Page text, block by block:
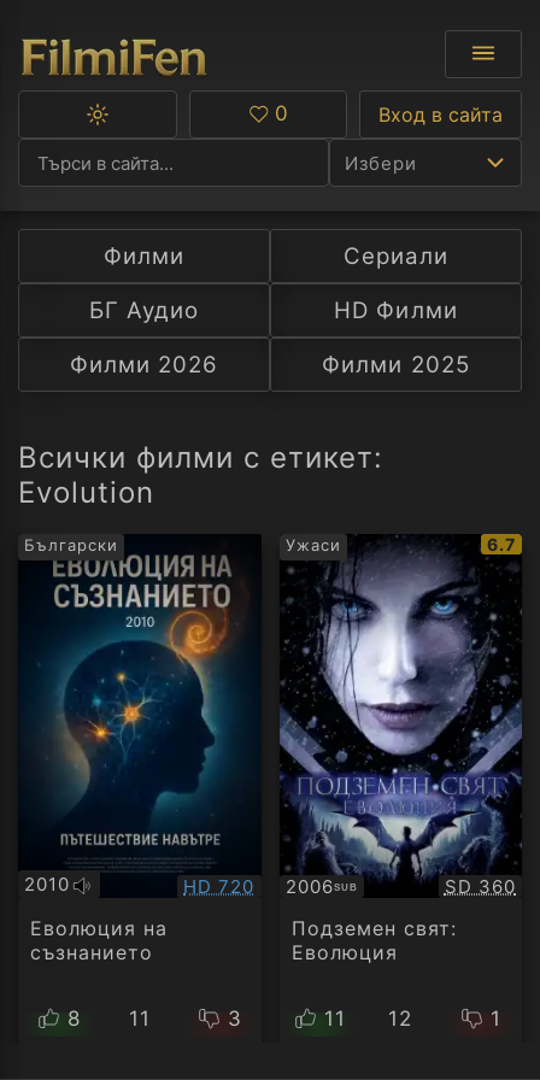
Избери
Ф
С
А
Превключване
тъмна
тема
Любими
0 Вход в сайта
Филми
Сериали
БГ Аудио
HD Филми
Филми 2026
Филми 2025
Всички филми с етикет:
Evolution
Български
2010
Оригинално
аудио
Качество:
HD 720
Еволюция на
съзнанието
8 11 3
Ужаси
IMDb
6.7
2006SUB
Субтитри SD 360
Подземен свят:
Еволюция
11 12 1